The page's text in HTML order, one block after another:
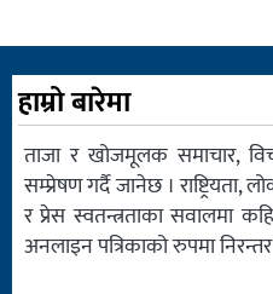
हाम्रो बारेमा
ताजा र खोजमूलक समाचार,
सम्प्रेषण गर्दै जानेछ ।
र प्रेस स्वतन्त्रताका सवालमा
अनलाइन पत्रिकाको रुपमा